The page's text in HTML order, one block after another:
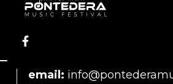
email: